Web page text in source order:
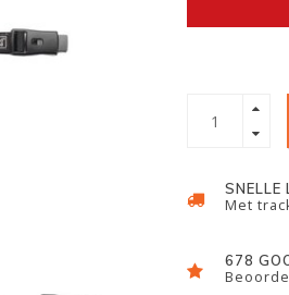
SNELLE
Met
678